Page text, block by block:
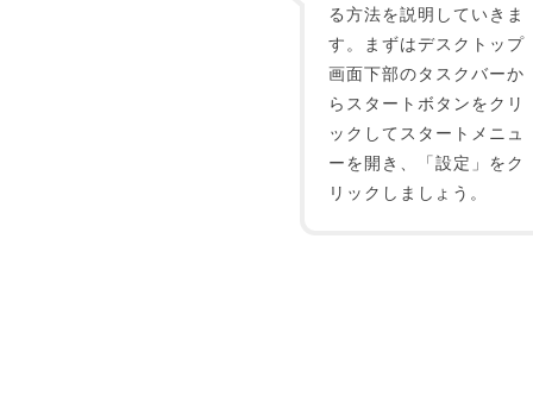
る方法を説明していきま
す。まずはデスクトップ
画面下部のタスクバーか
らスタートボタンをクリ
ックしてスタートメニュ
ーを開き、「設定」をク
リックしましょう。